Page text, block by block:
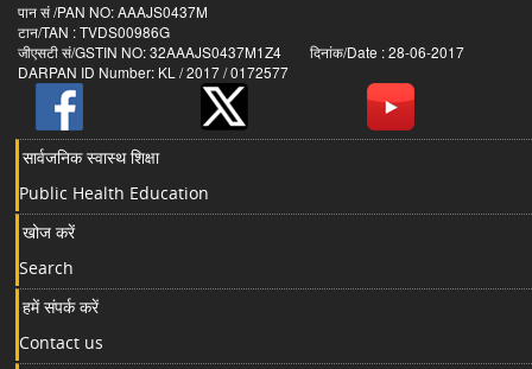
पान सं /PAN NO: AAAJS0437M
टान/TAN : TVDS00986G
जीएसटी सं/GSTIN NO: 32AAAJS0437M1Z4 दिनांक/Date : 28-06-2017
DARPAN ID Number: KL / 2017 / 0172577
सार्वजनिक स्वास्थ शिक्षा
Public Health Education
खोज करें
Search
हमें संपर्क करें
Contact us